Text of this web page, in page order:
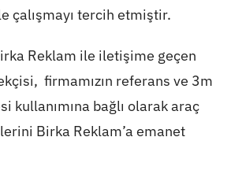
çalışmayı tercih etmiştir.
Reklam ile iletişime geçen
firmamızın referans ve 3m
kullanımına bağlı olarak araç
Birka Reklam’a emanet